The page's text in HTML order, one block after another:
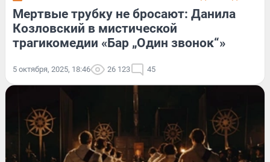
Мертвые трубку не бросают: Данила
Козловский в мистической
трагикомедии «Бар „Один звонок“»
5 октября, 2025, 18:46 26 123 45